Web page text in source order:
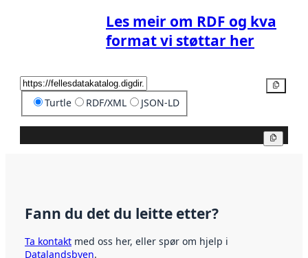
Les meir om RDF og kva
format vi støttar her
Turtle RDF/XML JSON-LD
Fann du det du leitte etter?
Ta kontakt med oss her, eller spør om hjelp i
Datalandsbyen.